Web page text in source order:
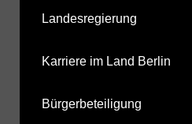
Landesregierung
Karriere im Land Berlin
Bürgerbeteiligung